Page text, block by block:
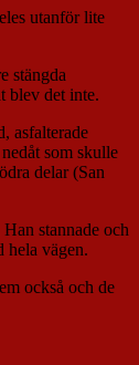
utanför lite
stängda
blev det inte.
asfalterade
som skulle
delar (San
stannade och
hela vägen.
också och de